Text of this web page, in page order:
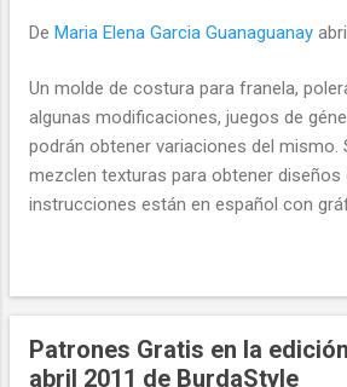
De Maria Elena Garcia Guanaguanay
Un molde de costura para franela,
algunas modificaciones, juegos de
podrán obtener variaciones del mismo.
mezclen texturas para obtener diseños
instrucciones están en español con
por MC Ediciones y corresponden a la
Extra Moda Joven, Otoño Invierno
las tallas 34, 36, 38, 40, 42, 44
esquemas en español ACTUALIZADO
patrones dejaron de ser gratuitos, los
Patrones Gratis en la
abril 2011 de BurdaStyle